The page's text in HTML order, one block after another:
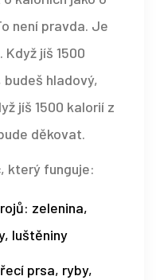
není pravda. Je
Když jíš 1500
hladový,
jíš 1500 kalorií z
děkovat.
který funguje:
zelenina,
luštěniny
prsa, ryby,